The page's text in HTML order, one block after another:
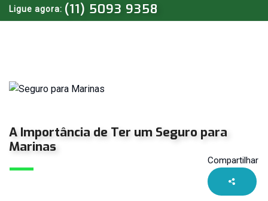
Ligue agora: (11) 5093 9358
Seguro
Auto
Bike
Verde
Seguro
Previdência
Privada
A Importância de Ter um Seguro para
Marinas
Compartilhar